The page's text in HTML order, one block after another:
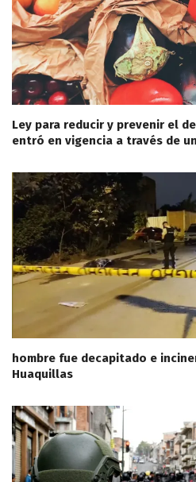
Ley para reducir y prevenir el
entró en vigencia a través de
hombre fue decapitado e
Huaquillas